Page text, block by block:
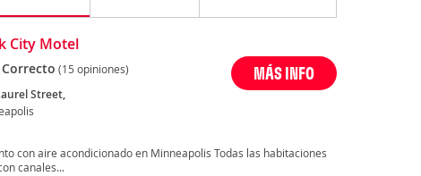
City Motel
Correcto (15 opiniones)
Street,
MÁS INFO
con aire acondicionado en Minneapolis Todas las habitaciones
canales...